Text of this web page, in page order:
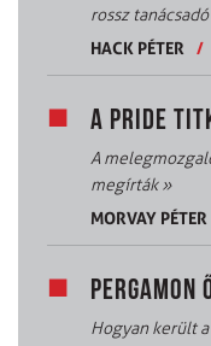
rossz
HACK PÉTER
/
A PRIDE
A
megírták»
MORVAY PÉTER
PERGAMON
Hogyan került